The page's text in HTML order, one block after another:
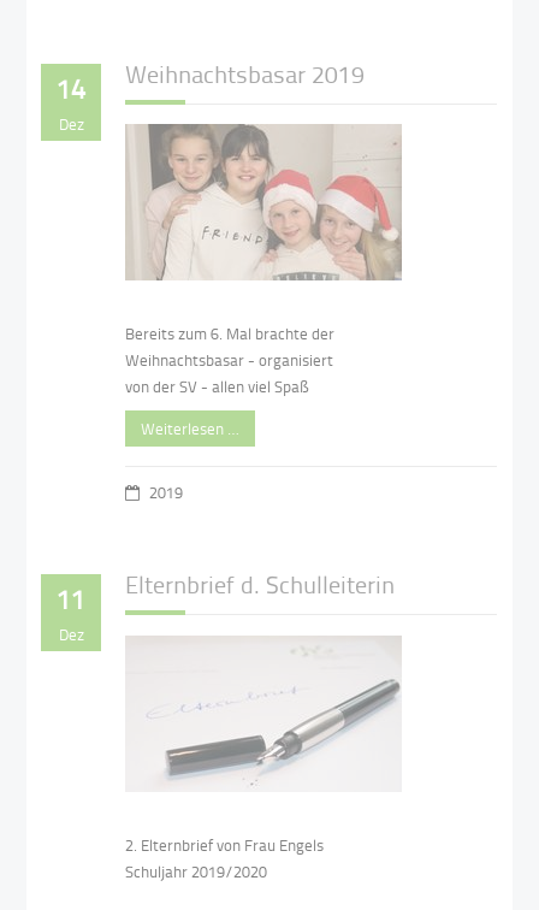
14
Dez
Weihnachtsbasar 2019
Bereits zum 6. Mal brachte der
Weihnachtsbasar - organisiert
von der SV - allen viel Spaß
Weiterlesen …
2019
11
Dez
Elternbrief d. Schulleiterin
2. Elternbrief von Frau Engels
Schuljahr 2019/2020